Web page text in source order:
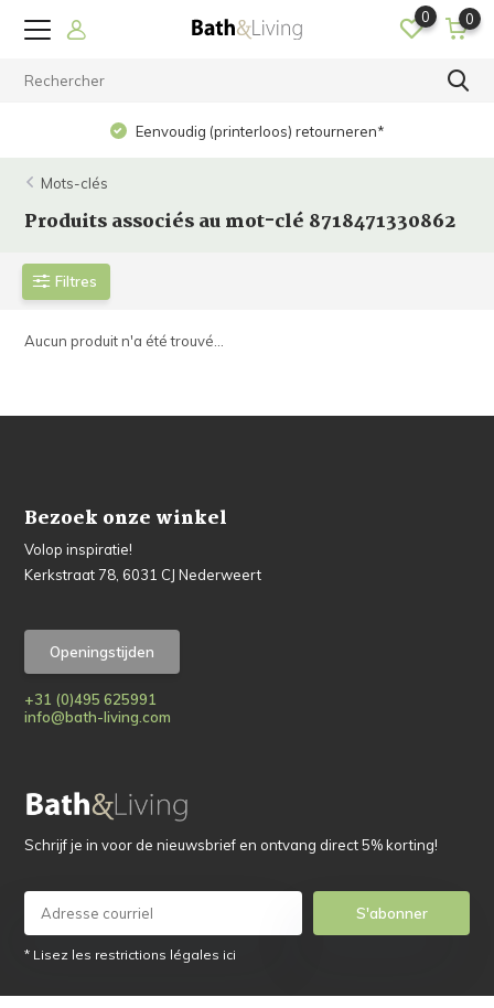
0 0
Eenvoudig (printerloos) retourneren*
Mots-clés
Produits associés au mot-clé 8718471330862
Filtres
Aucun produit n'a été trouvé...
Bezoek onze winkel
Volop inspiratie!
Kerkstraat 78, 6031 CJ Nederweert
Openingstijden
+31 (0)495 625991
info@bath-living.com
Schrijf je in voor de nieuwsbrief en ontvang direct 5% korting!
S'abonner
* Lisez les restrictions légales ici